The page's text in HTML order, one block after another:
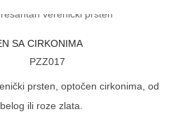
SA CIRKONIMA
PZZ017
prsten, optočen cirkonima, od
ili roze zlata.